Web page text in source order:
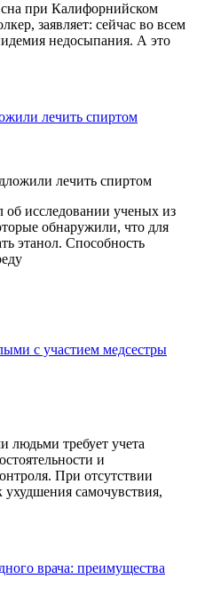
при Калифорнийском
заявляет: сейчас во всем
недосыпания. А это
лечить спиртом
об исследовании ученых из
обнаружили, что для
этанол. Способность
с участием медсестры
людьми требует учета
и
При отсутствии
ухудшения самочувствия,
врача: преимущества